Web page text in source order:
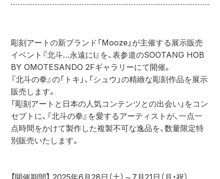
彫刻アートの新ブランド「Mooze」が主催する展示販売
イベント『北斗…永遠にⅠ』を、表参道のSOOTANG HOB
BY OMOTESANDO 2Fギャラリーにて開催。
『北斗の拳』の「トキ」、「シュウ」の精緻な彫刻作品を展示
販売します。
「彫刻アートと日本の人気コンテンツとの出会い」をコン
セプトに、『北斗の拳』を愛するアーティストが、一点一
点時間をかけて製作した複製不可な逸品を、数量限定特
別販売いたします。
【開催期間】 2025年6月28日（土）～7月21日（月・祝）